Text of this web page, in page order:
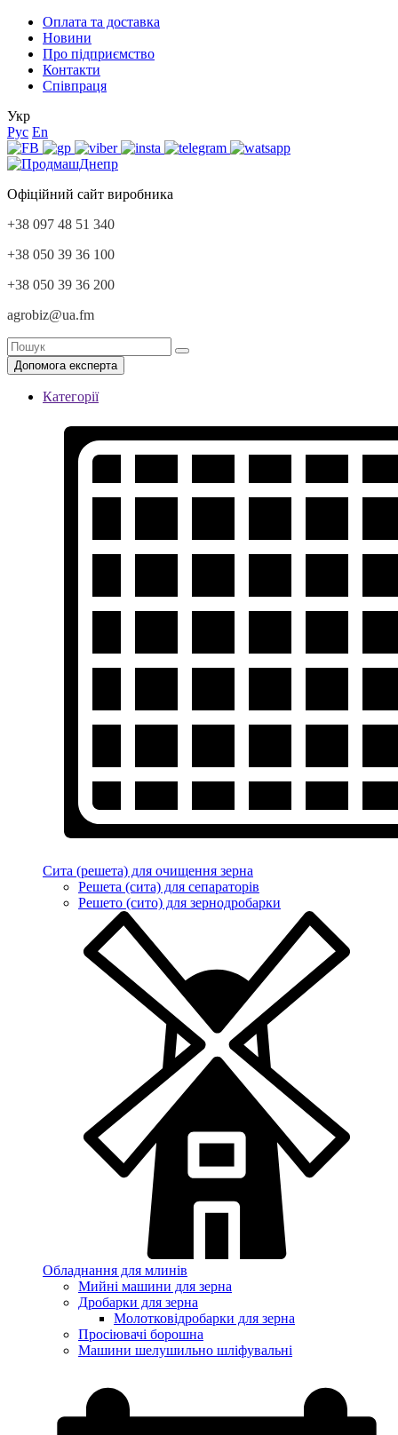
Оплата та доставка
Новини
Про підприємство
Контакти
Співпраця
Укр
Рус En
Офіційний сайт виробника
+38 097 48 51 340
+38 050 39 36 100
+38 050 39 36 200
agrobiz@ua.fm
Допомога експерта
Категорії
Сита (решета) для очищення зерна
Решета (сита) для сепараторів
Решето (сито) для зернодробарки
Обладнання для млинів
Мийні машини для зерна
Дробарки для зерна
Молотковідробарки для зерна
Просіювачі борошна
Машини шелушильно шліфувальні